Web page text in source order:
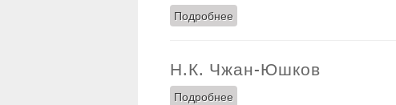
Подробнее
Н.К. Чжан-Юшков
Подробнее